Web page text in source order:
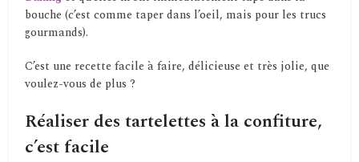
bouche (c’est comme taper dans l’oeil, mais pour les trucs
gourmands).
C’est une recette facile à faire, délicieuse et très jolie, que
voulez-vous de plus ?
Réaliser des tartelettes à la confiture,
c’est facile